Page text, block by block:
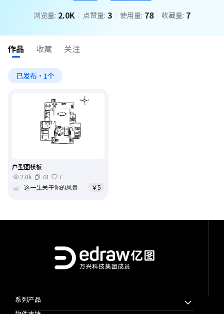
浏览量: 2.0K 点赞量: 3 使用量: 78 收藏量: 7
作品 收藏 关注
已发布·1个
户型图模板
2.0k
78
7
这一生关于你的风景
￥5
系列产品